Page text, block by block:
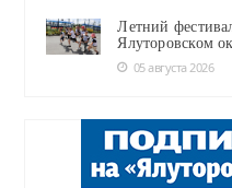
Летний
Ялуторовском
05 августа 2026